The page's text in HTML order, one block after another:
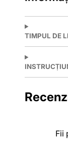
TIMPUL DE
Fii